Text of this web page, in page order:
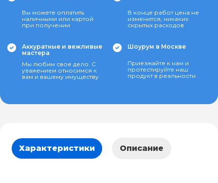
Вы можете оплатить
наличными или картой
при получении
В конце работ цена не
изменится, никаких
скрытых расходов
Аккуратные и вежливые
мастера
Мы любим свое дело. С
уважением относимся к
вам и вашему имуществу
Шоурум в Москве
Приезжайте к нам и
протестируйте наш
продукт в реальности
Характеристики Описание